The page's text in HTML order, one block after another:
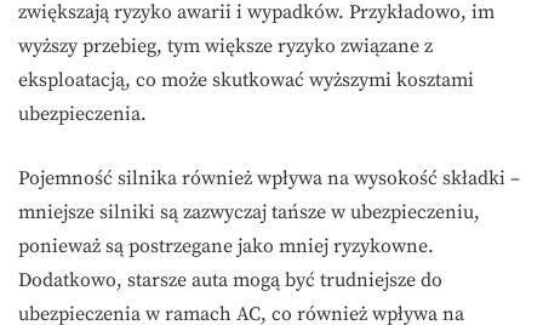
zwiększają ryzyko awarii i wypadków. Przykładowo, im
wyższy przebieg, tym większe ryzyko związane z
eksploatacją, co może skutkować wyższymi kosztami
ubezpieczenia.
Pojemność silnika również wpływa na wysokość składki –
mniejsze silniki są zazwyczaj tańsze w ubezpieczeniu,
ponieważ są postrzegane jako mniej ryzykowne.
Dodatkowo, starsze auta mogą być trudniejsze do
ubezpieczenia w ramach AC, co również wpływa na